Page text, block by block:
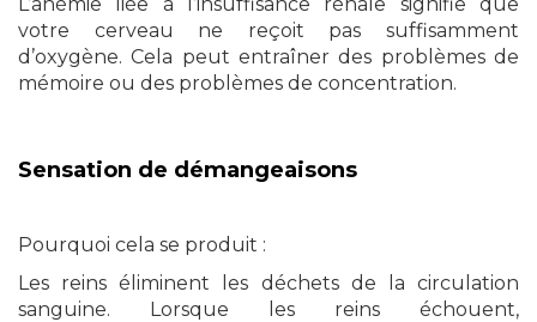
votre cerveau ne reçoit pas suffisamment
d’oxygène. Cela peut entraîner des problèmes de
mémoire ou des problèmes de concentration.
Sensation de démangeaisons
Pourquoi cela se produit :
Les reins éliminent les déchets de la circulation
sanguine. Lorsque les reins échouent,